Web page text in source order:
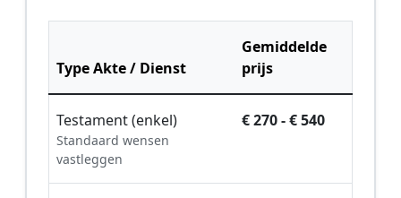
Type Akte / Dienst
Gemiddelde
prijs
Testament (enkel)
Standaard wensen
vastleggen
€ 270 - € 540